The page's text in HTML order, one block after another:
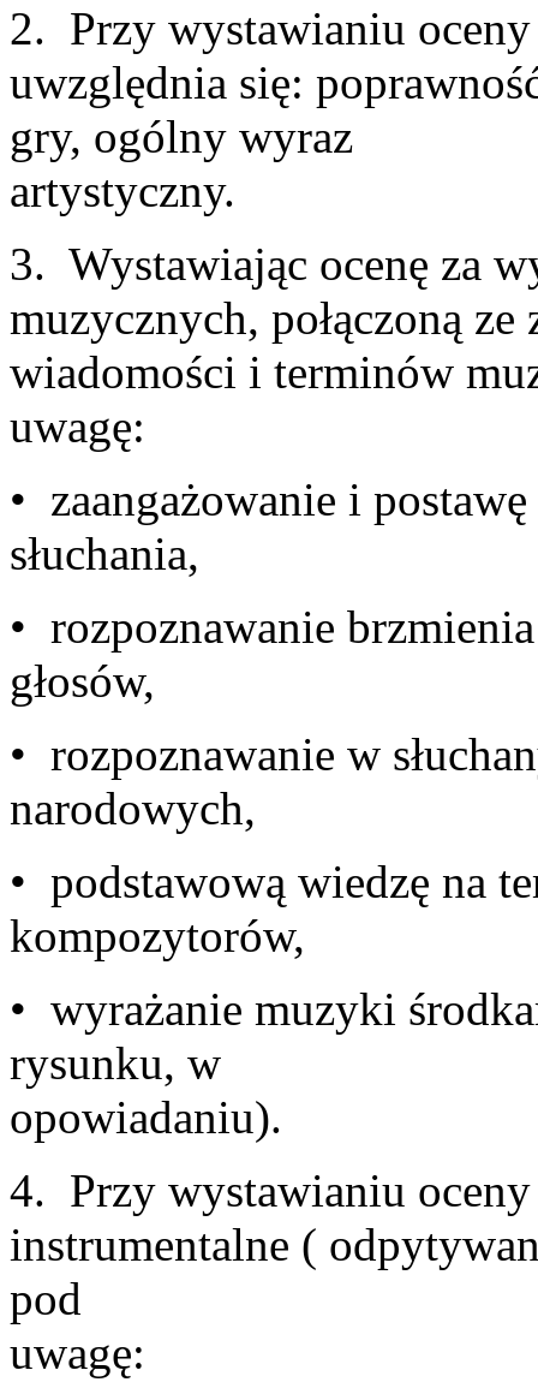
2. Przy wystawianiu oceny
uwzględnia się:
gry, ogólny wyraz
3. Wystawiając ocenę za
muzycznych, połączoną
wiadomości i terminów
• zaangażowanie i postawę
• rozpoznawanie
• rozpoznawanie w
• podstawową wiedzę na
• wyrażanie muzyki
rysunku, w
4. Przy wystawianiu oceny
instrumentalne (
pod